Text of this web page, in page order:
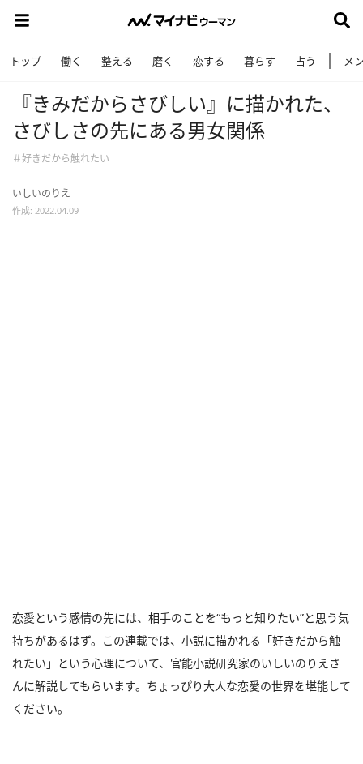
トップ 働く 整える 磨く 恋する 暮らす 占う メ
『きみだからさびしい』に描かれた、
さびしさの先にある男女関係
＃好きだから触れたい
いしいのりえ
作成: 2022.04.09
恋愛という感情の先には、相手のことを“もっと知りたい”と思う気
持ちがあるはず。この連載では、小説に描かれる「好きだから触
れたい」という心理について、官能小説研究家のいしいのりえさ
んに解説してもらいます。ちょっぴり大人な恋愛の世界を堪能して
ください。